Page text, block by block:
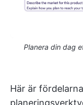
Planera din dag
Här är